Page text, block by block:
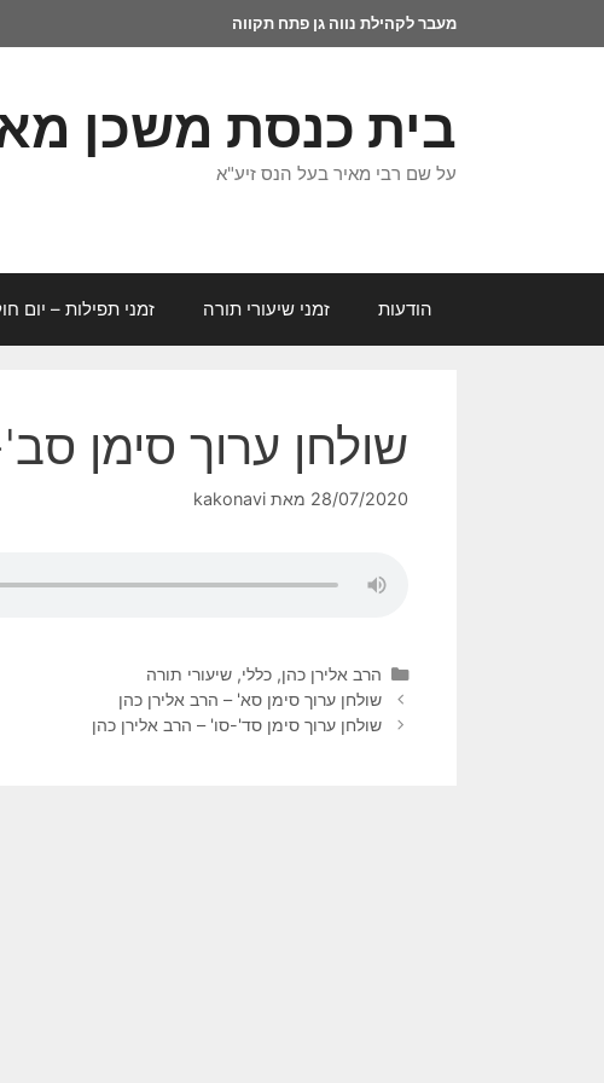
מעבר לקהילת נווה גן פתח תקווה
בית כנסת משכן
על שם רבי מאיר בעל הנס זיע"א
הודעות זמני שיעורי תורה זמני תפילות – יום
שולחן ערוך סימן
28/07/2020 מאת kakonavi
הרב אלירן כהן, כללי, שיעורי תורה
שולחן ערוך סימן סא' – הרב אלירן כהן
שולחן ערוך סימן סד'-סו' – הרב אלירן כהן